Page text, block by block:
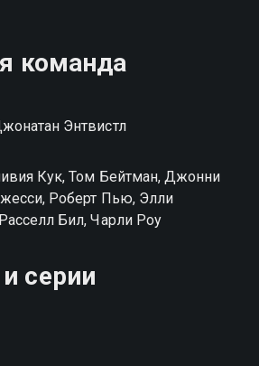
команда
Энтвистл
Кук, Том Бейтман, Джонни
Роберт Пью, Элли
Бил, Чарли Роу
серии